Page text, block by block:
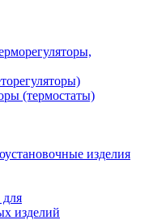
(термостаты)
изделия
для
изделий